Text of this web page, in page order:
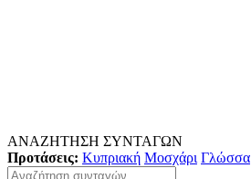
ΑΝΑΖΗΤΗΣΗ ΣΥΝΤΑΓΩΝ
Προτάσεις: Κυπριακή Μοσχάρι Γλώσσα